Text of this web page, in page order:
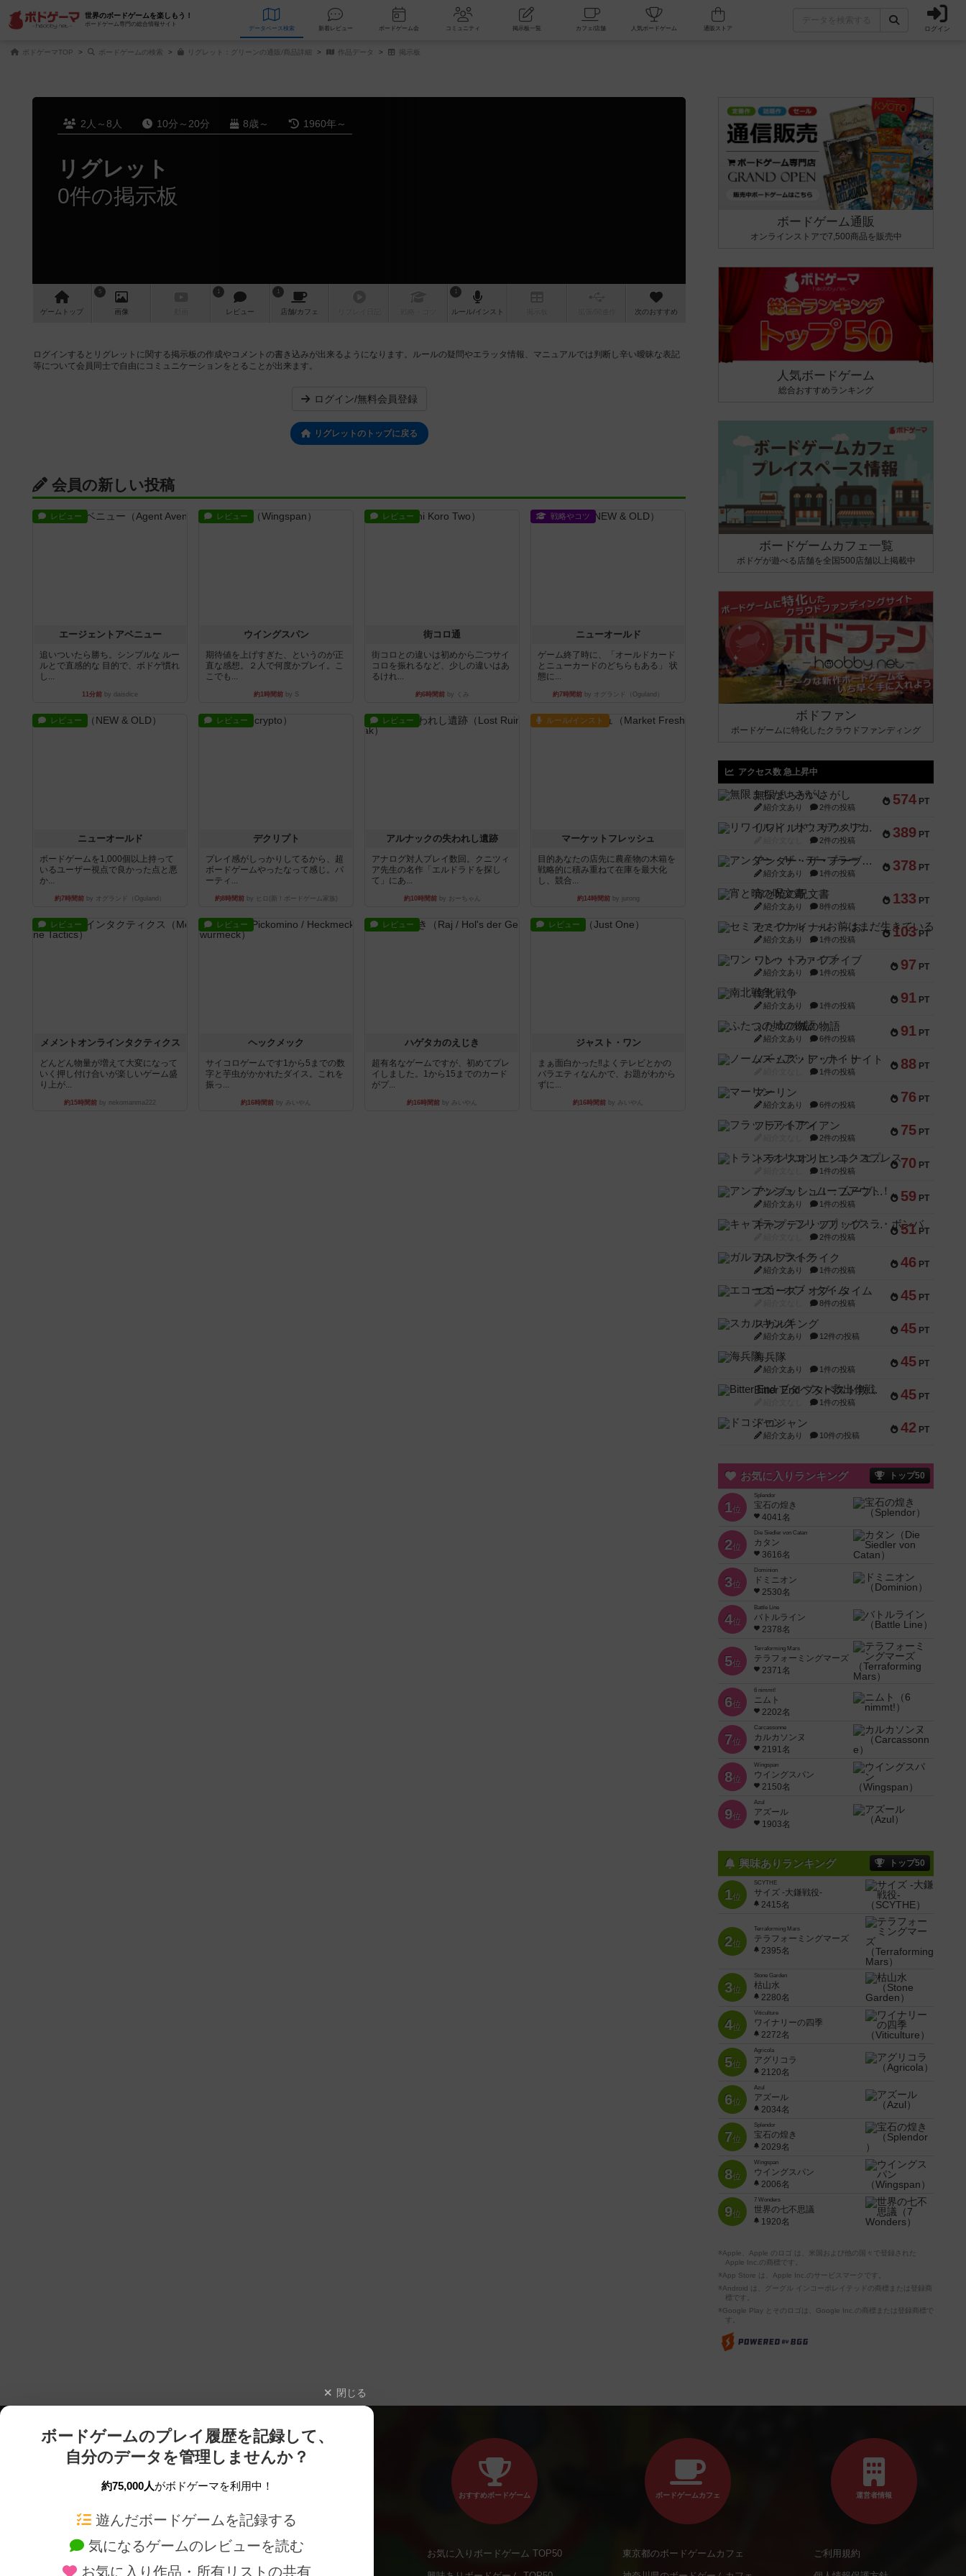
世界のボードゲームを楽しもう！
ボードゲーム専門の総合情報サイト
データベース 検索 新着レビュー ボードゲーム会 コミュニティ 掲示板一覧 カフェ/店舗 人気ボードゲーム ログイン
ボドゲーマTOP ボードゲームの検索 リグレット：グリーンの通販/商品詳細 作品データ 掲示板
2人～8人 10分～20分 8歳～ 1960年～
リグレット
0件の掲示板
ゲーム トップ
5
画像
1
レビュー
1
店舗/カフェ
1
ルール/インスト 次のおすすめ
ログインするとリグレットに関する掲示板の作成やコメントの書き込みが出来るようになります。ルールの疑問やエラッタ情報、マニュアルでは判断し辛い曖昧な表記
等について会員同士で自由にコミュニケーションをとることが出来ます。
ログイン/無料会員登録
リグレットのトップに戻る
会員の新しい投稿
レビュー
エージェントアベニュー
追いついたら勝ち。シンプルな ルー
ルとで直感的な 目的で、ボドゲ慣れ
し...
11分前 by daisdice
レビュー
ウイングスパン
期待値を上げすぎた、というのが正
直な感想。２人で何度かプレイ。こ
こでも...
約1時間前by S
レビュー
街コロ通
街コロとの違いは初めから二つサイ
コロを振れるなど、少しの違いはあ
るけれ...
約6時間前by くみ
戦略やコツ
ニューオールド
ゲーム終了時に、「オールドカード
とニューカードのどちらもある」 状
態に...
約7時間前 by オグランド（Oguland）
レビュー
ニューオールド
ボードゲームを1,000個以上持って
いるユーザー視点で良かった点と悪
か...
約7時間前 by オグランド（Oguland）
レビュー
デクリプト
プレイ感がしっかりしてるから、超
ボードゲームやったなって感じ。パ
ーティ...
約8時間前by ヒロ(新！ボードゲーム家族)
レビュー
アルナックの失われし遺跡
アナログ対人プレイ数回。クニツィ
ア先生の名作「エルドラドを探し
て」にあ...
約10時間前by おーちゃん
ルール/インスト
マーケットフレッシュ
目的あなたの店先に農産物の木箱を
戦略的に積み重ねて在庫を最大化
し、競合...
約14時間前by jurong
レビュー
メメントオンラインタクティクス
どんどん物量が増えて大変になって
いく押し付け合いが楽しいゲーム盛
り上が...
約15時間前 by nekomanma222
レビュー
ヘックメック
サイコロゲームです1から5までの数
字と芋虫がかかれたダイス。これを
振っ...
約16時間前 by みいやん
レビュー
ハゲタカのえじき
超有名なゲームですが、初めてプレ
イしました。1から15までのカード
がプ...
約16時間前 by みいやん
レビュー
ジャスト・ワン
まぁ面白かった‼️よくテレビとかの
バラエティなんかで、お題がわから
ずに...
約16時間前 by みいやん
ボードゲーム通販
オンラインストアで7,500商品を販売中
人気ボードゲーム
総合おすすめランキング
ボードゲームカフェ一覧
ボドゲが遊べる店舗を全国500店舗以上掲載中
ボドファン
ボードゲームに特化したクラウドファンディング
アクセス数 急上昇中
574 PT
無限まちがいさがし
紹介文あり 2件の投稿
389 PT
リワイルド：サウスアメリカ
2件の投稿
378 PT
アンダー・ザ・テーブラー
紹介文あり 1件の投稿
133 PT
宵と暁の呪文書
紹介文あり 8件の投稿
103 PT
セミファイナル ～お前はまだ生きている～
紹介文あり 1件の投稿
97 PT
ワン・トゥ・ファイブ
紹介文あり 1件の投稿
91 PT
南北戦争
紹介文あり 1件の投稿
91 PT
ふたつの城の物語
紹介文あり 6件の投稿
88 PT
ノームズ・アット・ナイト
1件の投稿
76 PT
マーリン
紹介文あり 6件の投稿
75 PT
フラットアイアン
2件の投稿
70 PT
トランスオリエント・エクスプレス
1件の投稿
59 PT
アンブッシュ！：ムーブアウト！
紹介文あり 1件の投稿
51 PT
キャプテン・フリップ：イスラ・ボンバ
2件の投稿
46 PT
ガルフストライク
紹介文あり 1件の投稿
45 PT
エコーズ・オブ・タイム
8件の投稿
45 PT
スカルキング
紹介文あり 12件の投稿
45 PT
海兵隊
紹介文あり 1件の投稿
45 PT
Bitter End ブタペスト救出作戦
1件の投稿
42 PT
ドコジャン
紹介文あり 10件の投稿
お気に入りランキング トップ50
1位
Splendor
宝石の煌き
4041名
2位
Die Siedler von Catan
カタン
3616名
3位
Dominion
ドミニオン
2530名
4位
Battle Line
バトルライン
2378名
5位
Terraforming Mars
テラフォーミングマーズ
2371名
6位
6 nimmt!
ニムト
2202名
7位
Carcassonne
カルカソンヌ
2191名
8位
Wingspan
ウイングスパン
2150名
9位
Azul
アズール
1903名
興味ありランキング トップ50
1位
SCYTHE
サイズ -大鎌戦役-
2415名
2位
Terraforming Mars
テラフォーミングマーズ
2395名
3位
Stone Garden
枯山水
2280名
4位
Viticulture
ワイナリーの四季
2272名
5位
Agricola
アグリコラ
2120名
6位
Azul
アズール
2034名
7位
Splendor
宝石の煌き
2029名
8位
Wingspan
ウイングスパン
2006名
9位
7 Wonders
世界の七不思議
1920名
※Apple、Apple のロゴ は、米国および他の国々で登録された
Apple Inc.の商標です。
※App Store は、Apple Inc.のサービスマークです。
※Android は、グーグル インコーポレイテッドの商標または登録商
標です。
※Google Play とそのロゴは、Google Inc.の商標または登録商標で
す。
閉じる
ボードゲームのプレイ履歴を記録して、
自分のデータを管理しませんか？
約75,000人がボドゲーマを利用中！
遊んだボードゲームを記録する
気になるゲームのレビューを読む
お気に入り作品・所有リストの共有
ボードゲームを検索する 新作・再入荷情報
おすすめボードゲーム
お気に入りボードゲーム TOP50
ボードゲームカフェ
東京都のボードゲームカフェ
運営者情報
ご利用規約